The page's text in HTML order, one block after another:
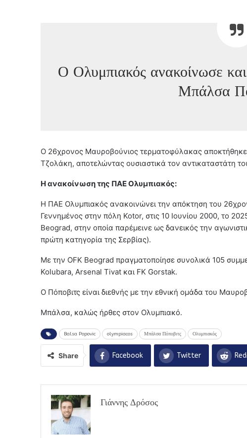
Ο Ολυμπιακός ανακοίνωσε
Μπάλσα
Ο 26χρονος Μαυροβούνιος τερματοφύλακας
Τζολάκη, αποτελώντας ουσιαστικά τον αντικαταστάτη
Η ανακοίνωση της ΠΑΕ Ολυμπιακός:
Η ΠΑΕ Ολυμπιακός ανακοινώνει την απόκτηση του
Γεννημένος στην πόλη Kotor, στις 10 Ιουνίου 2000, το
Beograd, στην οποία παρέμεινε ως δανεικός την
πρώτη κατηγορία της Σερβίας).
Με την OFK Beograd πραγματοποίησε συνολικά 105
Kolubara, Arsenal Tivat και FK Gorstak.
Ο Πόποβιτς είναι διεθνής με την εθνική ομάδα του
Μπάλσα, καλώς ήρθες στον Ολυμπιακό.
Balsa Popovic olympiacos Μπάλσα Πόποβιτς Ολυμπιακός
Share Facebook Twitter
Γιάννης Δρόσος